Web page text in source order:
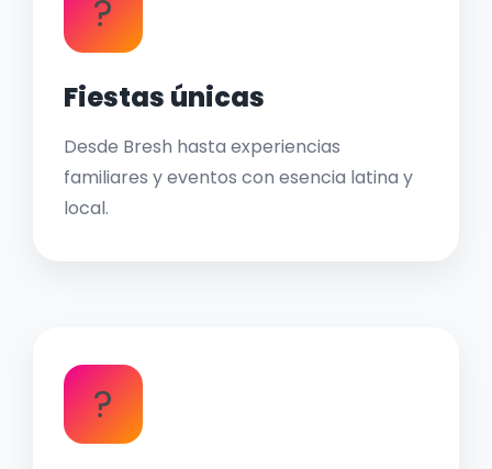
?
Fiestas únicas
Desde Bresh hasta experiencias
familiares y eventos con esencia latina y
local.
?